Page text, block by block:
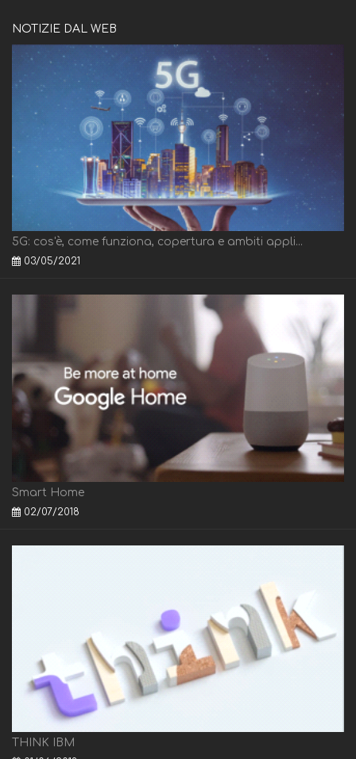
NOTIZIE DAL WEB
5G: cos'è, come funziona, copertura e ambiti appli...
03/05/2021
Smart Home
02/07/2018
THINK IBM